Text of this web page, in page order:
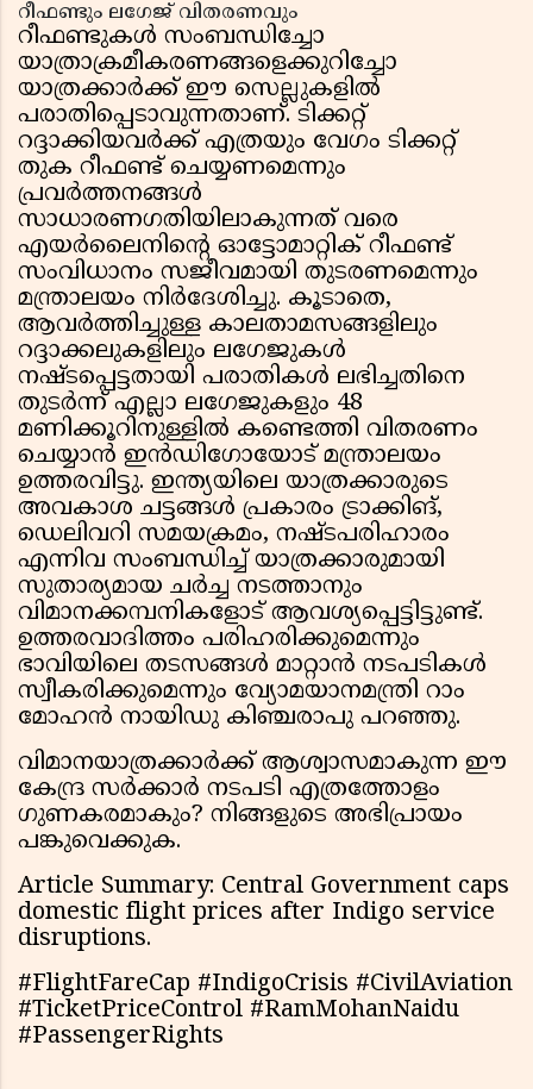
റീഫണ്ടും ലഗേജ് വിതരണവും
റീഫണ്ടുകൾ സംബന്ധിച്ചോ
യാത്രാക്രമീകരണങ്ങളെക്കുറിച്ചോ
യാത്രക്കാർക്ക് ഈ സെല്ലുകളിൽ
പരാതിപ്പെടാവുന്നതാണ്. ടിക്കറ്റ്
റദ്ദാക്കിയവർക്ക് എത്രയും വേഗം ടിക്കറ്റ്
തുക റീഫണ്ട് ചെയ്യണമെന്നും
പ്രവർത്തനങ്ങൾ
സാധാരണഗതിയിലാകുന്നത് വരെ
എയർലൈനിൻ്റെ ഓട്ടോമാറ്റിക് റീഫണ്ട്
സംവിധാനം സജീവമായി തുടരണമെന്നും
മന്ത്രാലയം നിർദേശിച്ചു. കൂടാതെ,
ആവർത്തിച്ചുള്ള കാലതാമസങ്ങളിലും
റദ്ദാക്കലുകളിലും ലഗേജുകൾ
നഷ്‌ടപ്പെട്ടതായി പരാതികൾ ലഭിച്ചതിനെ
തുടർന്ന് എല്ലാ ലഗേജുകളും 48
മണിക്കൂറിനുള്ളിൽ കണ്ടെത്തി വിതരണം
ചെയ്യാൻ ഇൻഡിഗോയോട് മന്ത്രാലയം
ഉത്തരവിട്ടു. ഇന്ത്യയിലെ യാത്രക്കാരുടെ
അവകാശ ചട്ടങ്ങൾ പ്രകാരം ട്രാക്കിങ്,
ഡെലിവറി സമയക്രമം, നഷ്ട‌പരിഹാരം
എന്നിവ സംബന്ധിച്ച് യാത്രക്കാരുമായി
സുതാര്യമായ ചർച്ച നടത്താനും
വിമാനക്കമ്പനികളോട് ആവശ്യപ്പെട്ടിട്ടുണ്ട്.
ഉത്തരവാദിത്തം പരിഹരിക്കുമെന്നും
ഭാവിയിലെ തടസങ്ങൾ മാറ്റാൻ നടപടികൾ
സ്വീകരിക്കുമെന്നും വ്യോമയാനമന്ത്രി റാം
മോഹൻ നായിഡു കിഞ്ചരാപു പറഞ്ഞു.
വിമാനയാത്രക്കാർക്ക് ആശ്വാസമാകുന്ന ഈ
കേന്ദ്ര സർക്കാർ നടപടി എത്രത്തോളം
ഗുണകരമാകും? നിങ്ങളുടെ അഭിപ്രായം
പങ്കുവെക്കുക.
Article Summary: Central Government caps
domestic flight prices after Indigo service
disruptions.
#FlightFareCap #IndigoCrisis #CivilAviation
#TicketPriceControl #RamMohanNaidu
#PassengerRights